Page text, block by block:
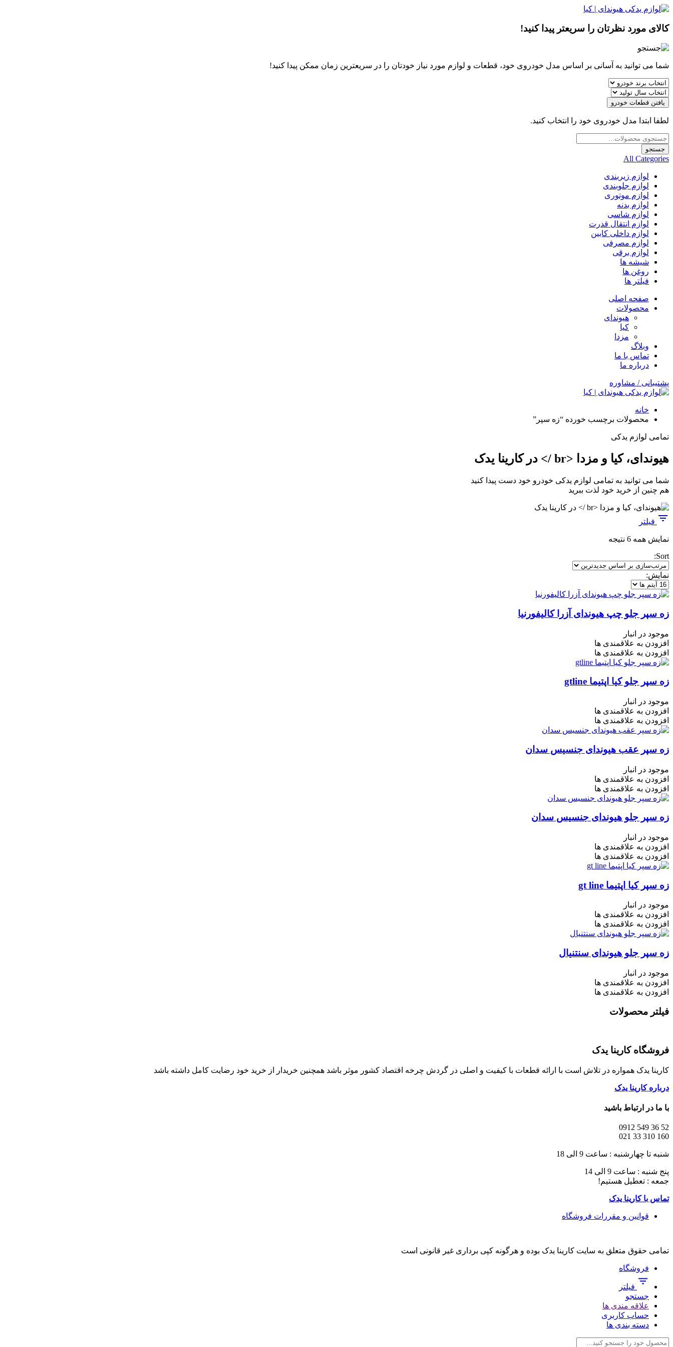
کالای مورد نظرتان را سریعتر پیدا کنید!
شما می توانید به آسانی بر اساس مدل خودروی خود، قطعات و لوازم مورد نیاز خودتان را در سریعترین زمان ممکن پیدا کنید!
یافتن قطعات خودرو
لطفا ابتدا مدل خودروی خود را انتخاب کنید.
Products
search
جستجو
All Categories
لوازم زیربندی
لوازم جلوبندی
لوازم موتوری
لوازم بدنه
لوازم شاسی
لوازم انتقال قدرت
لوازم داخلی کابین
لوازم مصرفی
لوازم برقی
شیشه ها
روغن ها
فیلتر ها
صفحه اصلی
محصولات
هیوندای
کیا
مزدا
وبلاگ
تماس با ما
درباره ما
پشتیبانی / مشاوره
خانه
محصولات برچسب خورده “زه سپر”
تمامی لوازم یدکی
هیوندای، کیا و مزدا <br /> در کارینا یدک
شما می توانید به تمامی لوازم یدکی خودرو خود دست پیدا کنید
هم چنین از خرید خود لذت ببرید
فیلتر
نمایش همه 6 نتیجه
جدیدترین
Sort:
نمایش:
زه سپر جلو چپ هیوندای آزرا کالیفورنیا
موجود در انبار
افزودن به علاقمندی ها
افزودن به علاقمندی ها
زه سپر جلو کیا اپتیما gtline
موجود در انبار
افزودن به علاقمندی ها
افزودن به علاقمندی ها
زه سپر عقب هیوندای جنسیس سدان
موجود در انبار
افزودن به علاقمندی ها
افزودن به علاقمندی ها
زه سپر جلو هیوندای جنسیس سدان
موجود در انبار
افزودن به علاقمندی ها
افزودن به علاقمندی ها
زه سپر کیا اپتیما gt line
موجود در انبار
افزودن به علاقمندی ها
افزودن به علاقمندی ها
زه سپر جلو هیوندای سنتنیال
موجود در انبار
افزودن به علاقمندی ها
افزودن به علاقمندی ها
فیلتر محصولات
فروشگاه کارینا یدک
کارینا یدک همواره در تلاش است با ارائه قطعات با کیفیت و اصلی در گردش چرخه اقتصاد کشور موثر باشد همچنین خریدار از خرید خود رضایت کامل داشته باشد
درباره کارینا یدک
با ما در ارتباط باشید
52 36 549 0912
160 310 33 021
شنبه تا چهارشنبه : ساعت 9 الی 18
پنج شنبه : ساعت 9 الی 14
جمعه : تعطیل هستیم!
تماس با کارینا یدک
قوانین و مقررات فروشگاه
تمامی حقوق متعلق به سایت کارینا یدک بوده و هرگونه کپی برداری غیر قانونی است
فروشگاه
فیلتر
جستجو
علاقه مندی ها
حساب کاربری
دسته بندی ها